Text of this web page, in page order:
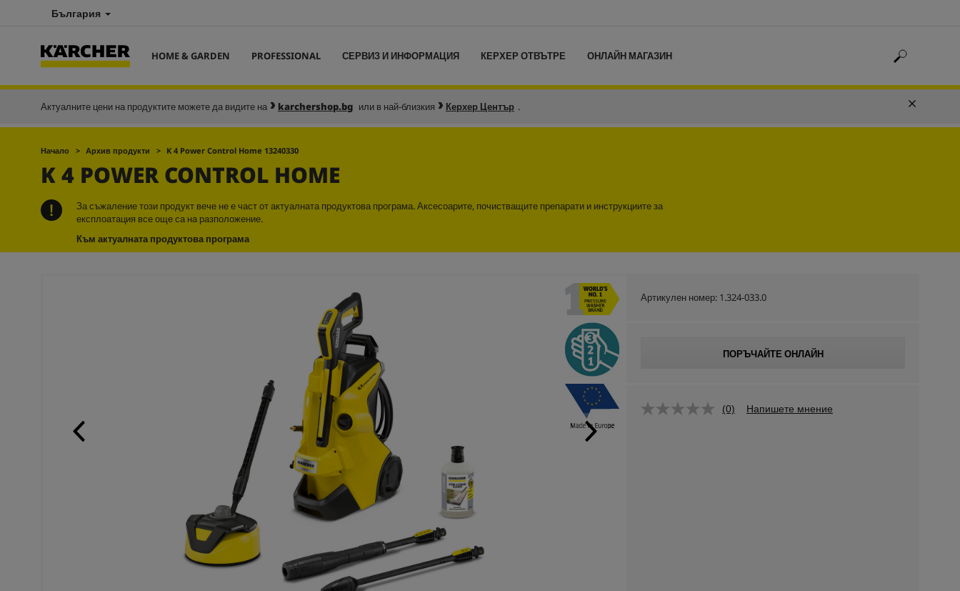
България
HOME & GARDEN PROFESSIONAL СЕРВИЗ И ИНФОРМАЦИЯ КЕРХЕР ОТВЪТРЕ ОНЛАЙН МАГАЗИН
Актуалните цени на продуктите можете да видите на karchershop.bg или в най-близкия Керхер Център .
Начало Архив продукти K 4 Power Control Home 13240330
K 4 POWER CONTROL HOME
За съжаление този продукт вече не е част от актуалната продуктова програма. Аксесоарите, почистващите препарати и инструкциите за
експлоатация все още са на разположение.
Към актуалната продуктова програма
Артикулен номер: 1.324-033.0
ПОРЪЧАЙТЕ ОНЛАЙН
(0) Напишете мнение